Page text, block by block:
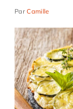
ParCamille